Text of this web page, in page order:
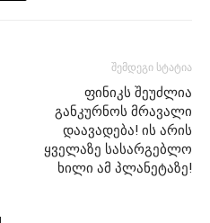
შემდეგი სტატია
ფინიკს შეუძლია
განკურნოს მრავალი
დაავადება! ის არის
ყველაზე სასარგებლო
ხილი ამ პლანეტაზე!